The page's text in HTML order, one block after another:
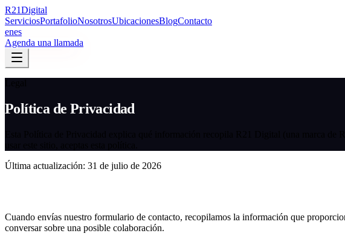
R21Digital
ServiciosPortafolioNosotrosUbicacionesBlogContacto
enes
Agenda una llamada
Política de Privacidad
Última actualización: 31 de julio de 2026
Cuando envías nuestro formulario de contacto, recopilamos la información que
conversar sobre una posible colaboración.